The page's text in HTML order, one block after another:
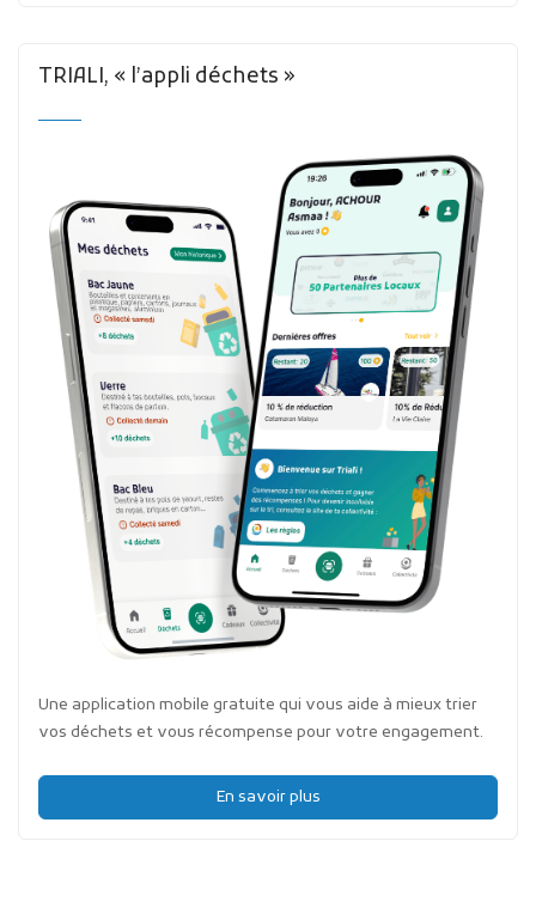
TRIALI, « l’appli déchets »
Une application mobile gratuite qui vous aide à mieux trier
vos déchets et vous récompense pour votre engagement.
En savoir plus